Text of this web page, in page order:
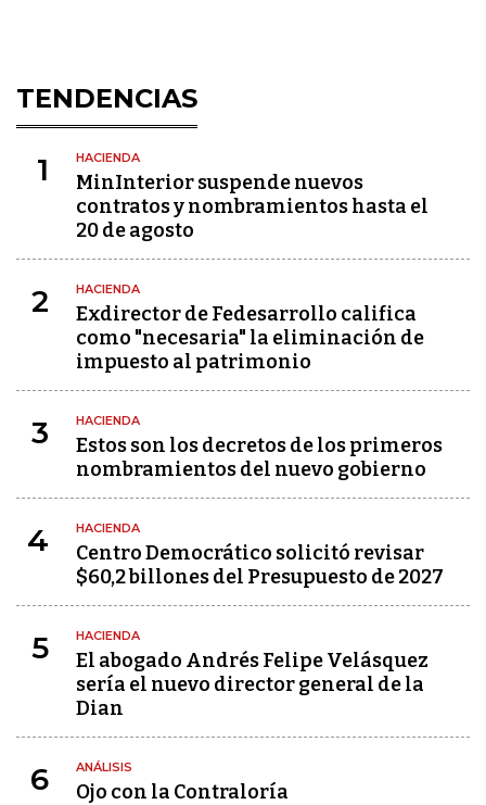
TENDENCIAS
1 HACIENDA
MinInterior suspende nuevos
contratos y nombramientos hasta el
20 de agosto
2 HACIENDA
Exdirector de Fedesarrollo califica
como "necesaria" la eliminación de
impuesto al patrimonio
3 HACIENDA
Estos son los decretos de los primeros
nombramientos del nuevo gobierno
4 HACIENDA
Centro Democrático solicitó revisar
$60,2 billones del Presupuesto de 2027
5 HACIENDA
El abogado Andrés Felipe Velásquez
sería el nuevo director general de la
Dian
6 ANÁLISIS
Ojo con la Contraloría